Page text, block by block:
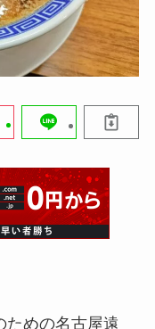
ための名古屋遠